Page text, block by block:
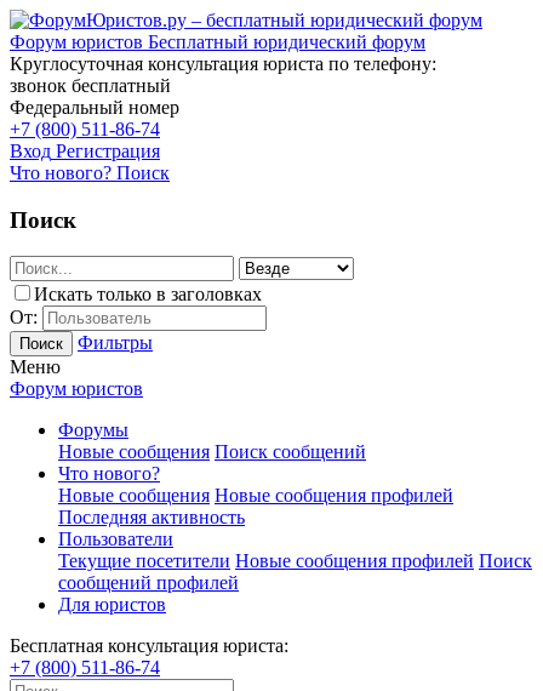
Форум юристов Бесплатный юридический форум
Круглосуточная консультация юриста по телефону:
звонок бесплатный
Федеральный номер
+7 (800) 511-86-74
Вход Регистрация
Что нового? Поиск
Поиск
Искать только в заголовках
От:
Поиск
Фильтры
Меню
Форум юристов
Форумы
Новые сообщения Поиск сообщений
Что нового?
Новые сообщения Новые сообщения профилей
Последняя активность
Пользователи
Текущие посетители Новые сообщения профилей Поиск
сообщений профилей
Для юристов
Бесплатная консультация юриста:
+7 (800) 511-86-74